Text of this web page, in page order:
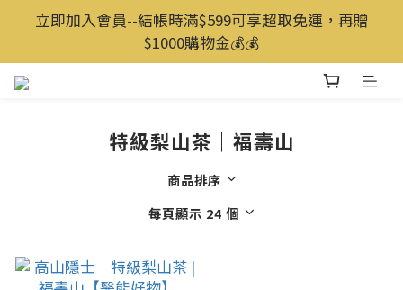
立即加入會員--結帳時滿$599可享超取免運，再贈
$1000購物金💰️💰️
特級梨山茶｜福壽山
商品排序
每頁顯示 24 個